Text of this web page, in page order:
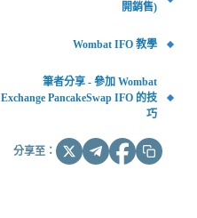
開銷售)
Wombat IFO 教學
筆者分享 - 參加 Wombat
Exchange PancakeSwap IFO 的技
巧
分享至：